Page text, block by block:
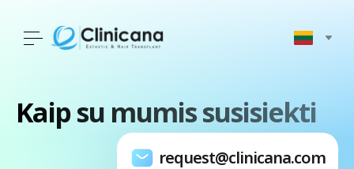
Kaip su mumis susisiekti
request@clinicana.com